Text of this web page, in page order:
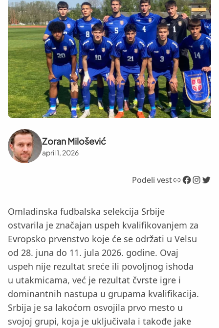
Zoran Milošević
april 1, 2026
Podeli vestLink Facebook InstagramTwitter
Omladinska fudbalska selekcija Srbije
ostvarila je značajan uspeh kvalifikovanjem za
Evropsko prvenstvo koje će se održati u Velsu
od 28. juna do 11. jula 2026. godine. Ovaj
uspeh nije rezultat sreće ili povoljnog ishoda
u utakmicama, već je rezultat čvrste igre i
dominantnih nastupa u grupama kvalifikacija.
Srbija je sa lakoćom osvojila prvo mesto u
svojoj grupi, koja je uključivala i takođe jake